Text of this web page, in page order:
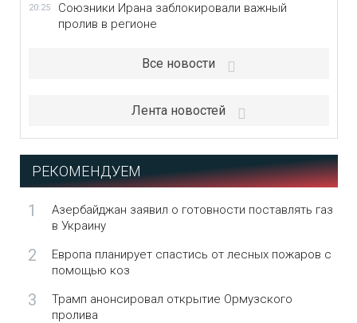
20:25
Союзники Ирана заблокировали важный
пролив в регионе
Все новости
Лента новостей
РЕКОМЕНДУЕМ
1
Азербайджан заявил о готовности поставлять газ
в Украину
2
Европа планирует спастись от лесных пожаров с
помощью коз
3
Трамп анонсировал открытие Ормузского
пролива